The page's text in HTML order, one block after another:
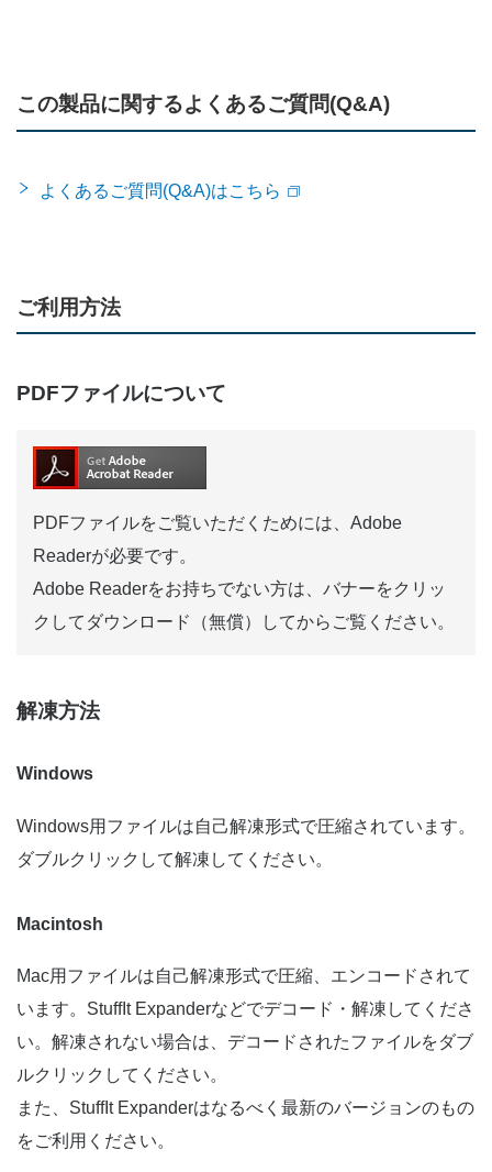
ど変更されている場合がありますので、予めご
了承下さい。
で予告なく変更される場合があります。そのた
の取扱説明書や、現時点で発売されている製品
取扱説明書の著作権を含む一切の権利は当社を
ます。権利者の許諾を得ることなく、取扱説明
書の内容の全部または一部を複製、頒布、送信
またはアップロード、掲示、改竄することは、
人的用途に用いる場合は、ダウンロード、印刷
することができます。本サイトでの取扱説明書
の利用、あるいは利用できなかったことによ
場合があります。予めご了承ください。
電子取扱説明書はPDFファイルです。比較的容
る損害が生じても弊社は一切の責任を負いませ
この製品に関するよくあるご質問(Q&A)
よくあるご質問(Q&A)はこちら
ご利用方法
PDFファイルについて
PDFファイルをご覧いただくためには、Adobe
Readerが必要です。
Adobe Readerをお持ちでない方は、バナーをクリッ
クしてダウンロード（無償）してからご覧ください。
解凍方法
Windows
Windows用ファイルは自己解凍形式で圧縮されています。
ダブルクリックして解凍してください。
Macintosh
Mac用ファイルは自己解凍形式で圧縮、エンコードされて
います。StuffIt Expanderなどでデコード・解凍してくださ
い。解凍されない場合は、デコードされたファイルをダブ
ルクリックしてください。
また、StuffIt Expanderはなるべく最新のバージョンのもの
をご利用ください。